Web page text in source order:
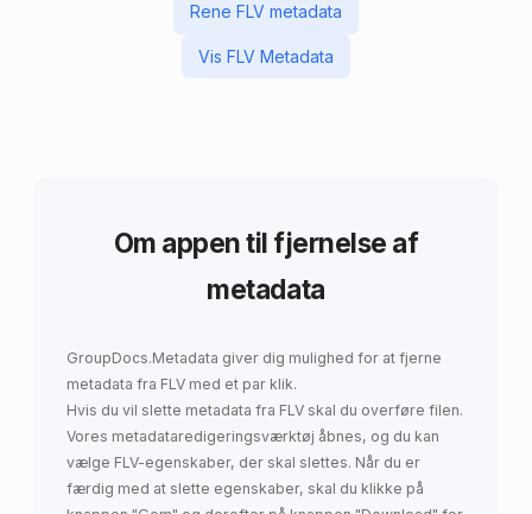
Rene FLV metadata
Vis FLV Metadata
Om appen til fjernelse af
metadata
GroupDocs.Metadata giver dig mulighed for at fjerne
metadata fra FLV med et par klik.
Hvis du vil slette metadata fra FLV skal du overføre filen.
Vores metadataredigeringsværktøj åbnes, og du kan
vælge FLV-egenskaber, der skal slettes. Når du er
færdig med at slette egenskaber, skal du klikke på